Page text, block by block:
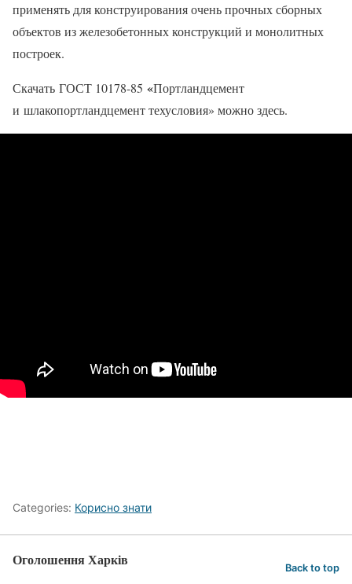
применять для конструирования очень прочных сборных
объектов из железобетонных конструкций и монолитных
построек.
Скачать ГОСТ 10178-85 «Портландцемент
и шлакопортландцемент техусловия» можно здесь.
Categories: Корисно знати
Оголошення Харків Back to top